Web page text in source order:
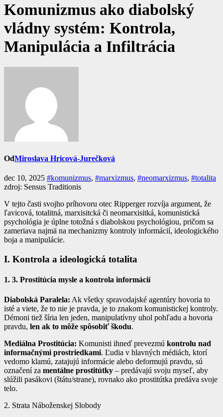
Komunizmus ako diabolský
vládny systém: Kontrola,
Manipulácia a Infiltrácia
OdMiroslava Hricová-Jurečková
dec 10, 2025 #komunizmus, #marxizmus, #neomarxizmus, #totalita
zdroj: Sensus Traditionis
V tejto časti svojho príhovoru otec Ripperger rozvíja argument, že
ľavicová, totalitná, marxisitcká či neomarxisitká, komunistická
psychológia je úplne totožná s diabolskou psychológiou, pričom sa
zameriava najmä na mechanizmy kontroly informácií, ideologického
boja a manipulácie.
I. Kontrola a ideologická totalita
1. 3. Prostitúcia mysle a kontrola informácií
Diabolská Paralela: Ak všetky spravodajské agentúry hovoria to
isté a viete, že to nie je pravda, je to znakom komunistickej kontroly.
Démoni tiež šíria len jeden, manipulatívny uhol pohľadu a hovoria
pravdu, len ak to môže spôsobiť škodu.
Mediálna Prostitúcia: Komunisti ihneď prevezmú kontrolu nad
informačnými prostriedkami. Ľudia v hlavných médiách, ktorí
vedomo klamú, zatajujú informácie alebo deformujú pravdu, sú
označení za mentálne prostitútky – predávajú svoju myseľ, aby
slúžili pasákovi (štátu/strane), rovnako ako prostitútka predáva svoje
telo.
2. Strata Náboženskej Slobody